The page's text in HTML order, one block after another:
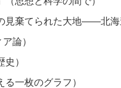
見棄てられた大地——北海
論）
）
一枚のグラフ）